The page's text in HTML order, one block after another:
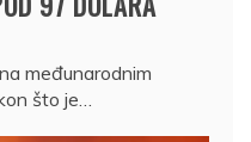
međunarodnim
što je…